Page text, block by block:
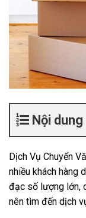
Nội dung
Dịch Vụ Chuyển
nhiều khách hàng
đạc số lượng lớn,
nên tìm đến dịch